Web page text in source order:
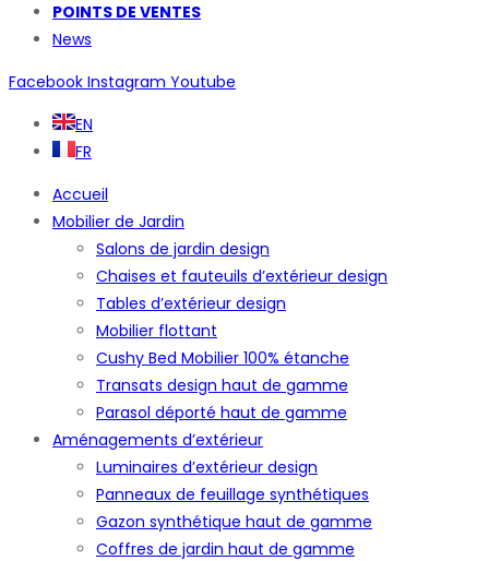
POINTS DE VENTES
News
Facebook Instagram Youtube
EN
FR
Accueil
Mobilier de Jardin
Salons de jardin design
Chaises et fauteuils d’extérieur design
Tables d’extérieur design
Mobilier flottant
Cushy Bed Mobilier 100% étanche
Transats design haut de gamme
Parasol déporté haut de gamme
Aménagements d’extérieur
Luminaires d’extérieur design
Panneaux de feuillage synthétiques
Gazon synthétique haut de gamme
Coffres de jardin haut de gamme